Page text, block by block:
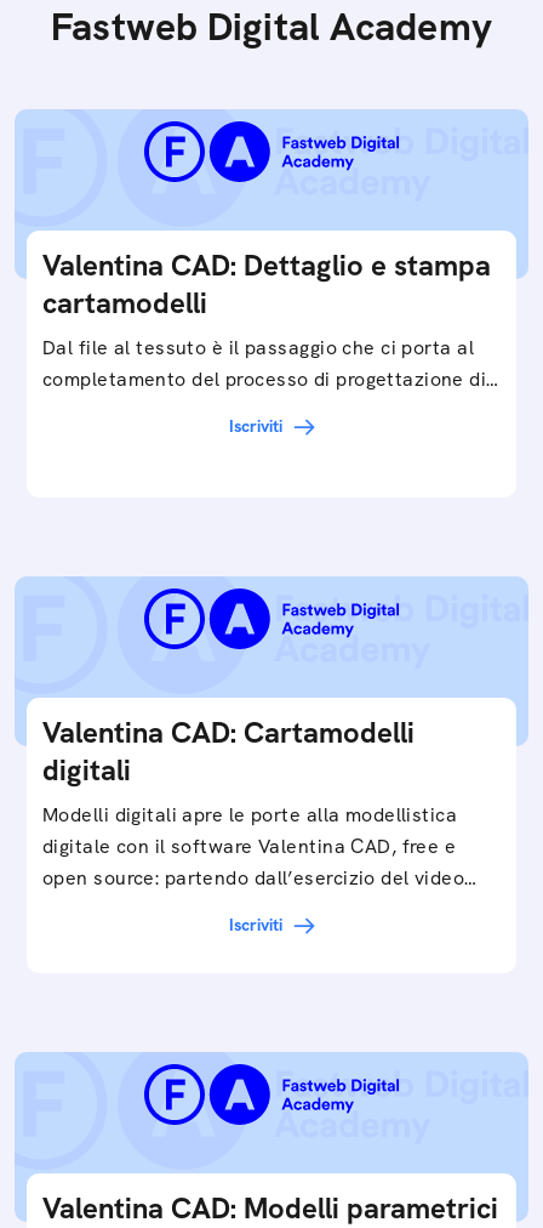
Fastweb Digital Academy
Valentina CAD: Dettaglio e stampa
cartamodelli
Dal file al tessuto è il passaggio che ci porta al
completamento del processo di progettazione di
Iscriviti
Valentina CAD: Cartamodelli
digitali
Modelli digitali apre le porte alla modellistica
digitale con il software Valentina CAD, free e
open source: partendo dall’esercizio del video…
Iscriviti
Valentina CAD: Modelli parametrici